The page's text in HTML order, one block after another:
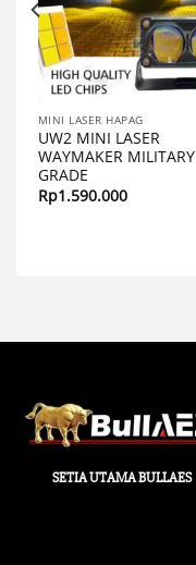
MINI LASER HAPAG
UW2 MINI LASER
WAYMAKER MILITARY
GRADE
Rp1.590.000
SETIA UTAMA BULLAES